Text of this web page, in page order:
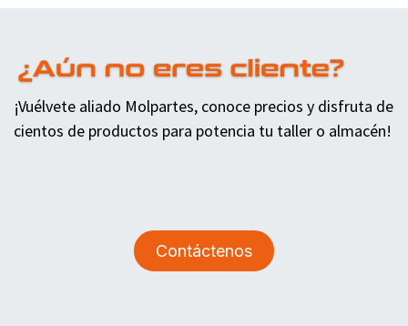
¡Vuélvete aliado Molpartes, conoce precios y disfruta de
cientos de productos para potencia tu taller o almacén!
Contáctenos